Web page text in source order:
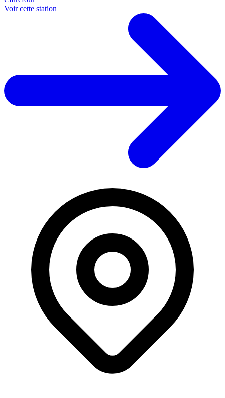
Voir cette station